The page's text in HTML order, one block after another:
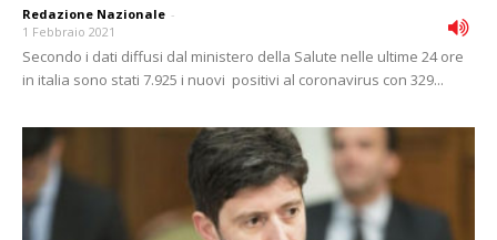
Redazione Nazionale -
1 Febbraio 2021
Secondo i dati diffusi dal ministero della Salute nelle ultime 24 ore
in italia sono stati 7.925 i nuovi positivi al coronavirus con 329...